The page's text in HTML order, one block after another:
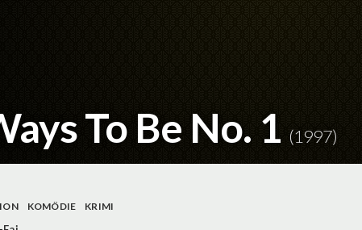
To Be No. 1 (1997)
KOMÖDIE
KRIMI